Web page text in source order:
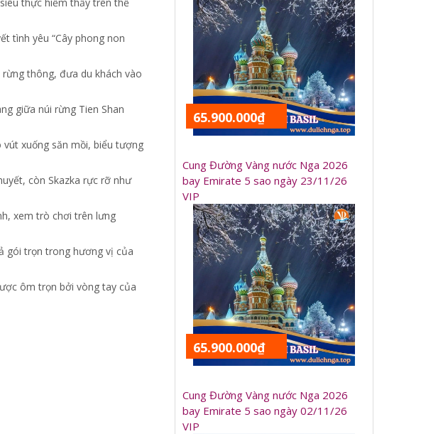
tình yêu “Cây phong non
thông, đưa du khách vào
giữa núi rừng Tien Shan
xuống săn mồi, biểu tượng
còn Skazka rực rỡ như
xem trò chơi trên lưng
gói trọn trong hương vị của
ôm trọn bởi vòng tay của
65.900.000₫
Cung Đường Vàng nước Nga 2026
bay Emirate 5 sao ngày 23/11/26
VIP
65.900.000₫
Cung Đường Vàng nước Nga 2026
bay Emirate 5 sao ngày 02/11/26
VIP